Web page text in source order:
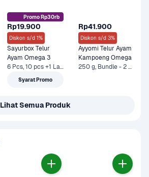
Promo Rp30rb
Rp19.900
Diskon s/d 1%
Sayurbox Telur
Ayam Omega 3
6 Pcs, 10 pcs +1 Lainnya
Syarat Promo
Rp41.900
Diskon s/d 3%
Ayyomi Telur Ayam
Kampoeng Omega
250 g, Bundle - 2 x 250 g*
Lihat Semua Produk